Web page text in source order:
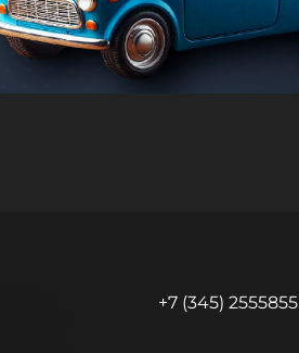
+7 (345) 2555855